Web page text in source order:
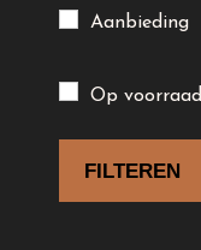
Aanbieding
Op voorraad
FILTEREN